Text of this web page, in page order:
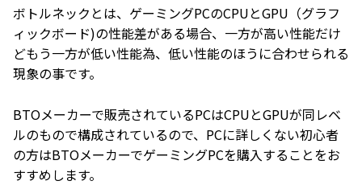
ボトルネックとは、ゲーミングPCのCPUとGPU（グラフ
ィックボード)の性能差がある場合、一方が高い性能だけ
どもう一方が低い性能為、低い性能のほうに合わせられる
現象の事です。
BTOメーカーで販売されているPCはCPUとGPUが同レベ
ルのもので構成されているので、PCに詳しくない初心者
の方はBTOメーカーでゲーミングPCを購入することをお
すすめします。